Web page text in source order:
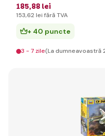
185,88 lei
153,62 lei fără TVA
+ 40 puncte
3 - 7 zile(La dumneavoastră